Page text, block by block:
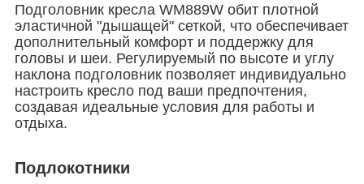
Подголовник кресла WM889W обит плотной
эластичной "дышащей" сеткой, что обеспечивает
дополнительный комфорт и поддержку для
головы и шеи. Регулируемый по высоте и углу
наклона подголовник позволяет индивидуально
настроить кресло под ваши предпочтения,
создавая идеальные условия для работы и
отдыха.
Подлокотники